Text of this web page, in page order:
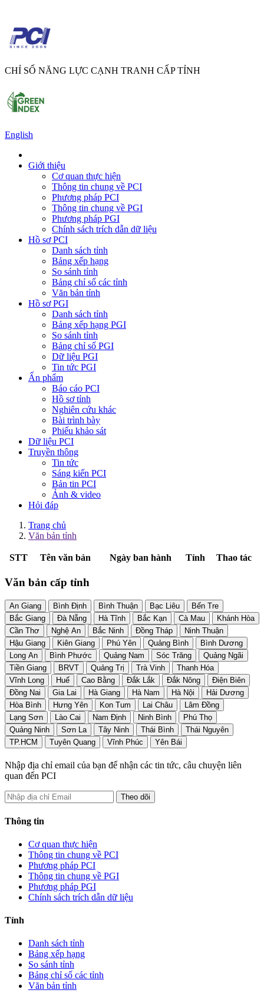
CHỈ SỐ NĂNG LỰC CẠNH TRANH CẤP TỈNH
English
Giới thiệu
Cơ quan thực hiện
Thông tin chung về PCI
Phương pháp PCI
Thông tin chung về PGI
Phương pháp PGI
Chính sách trích dẫn dữ liệu
Hồ sơ PCI
Danh sách tỉnh
Bảng xếp hạng
So sánh tỉnh
Bảng chỉ số các tỉnh
Văn bản tỉnh
Hồ sơ PGI
Danh sách tỉnh
Bảng xếp hạng PGI
So sánh tỉnh
Bảng chỉ số PGI
Dữ liệu PGI
Tin tức PGI
Ấn phẩm
Báo cáo PCI
Hồ sơ tỉnh
Nghiên cứu khác
Bài trình bày
Phiếu khảo sát
Dữ liệu PCI
Truyền thông
Tin tức
Sáng kiến PCI
Bản tin PCI
Ảnh & video
Hỏi đáp
Trang chủ
Văn bản tỉnh
STT Tên văn bản Ngày ban hành Tỉnh Thao tác
Văn bản cấp tỉnh
An Giang Bình Định Bình Thuận Bạc Liêu
Bến Tre
Bắc Giang
Đà Nẵng Hà Tĩnh Bắc Kạn Cà Mau
Khánh Hòa
Cần Thơ
Nghệ An Bắc Ninh Đồng Tháp
Ninh Thuận
Hậu Giang
Kiên Giang Phú Yên Quảng Bình
Bình Dương
Long An
Bình Phước Quảng Nam Sóc Trăng
Quảng Ngãi
Tiền Giang
BRVT Quảng Trị Trà Vinh
Thanh Hóa
Vĩnh Long
Huế Cao Bằng Đắk Lắk Đắk Nông
Điện Biên
Đồng Nai
Gia Lai Hà Giang Hà Nam Hà Nội
Hải Dương
Hòa Bình
Hưng Yên Kon Tum Lai Châu
Lâm Đồng
Lạng Sơn
Lào Cai Nam Định Ninh Bình
Phú Thọ
Quảng Ninh
Sơn La Tây Ninh Thái Bình
Thái Nguyên
TP.HCM
Tuyên Quang Vĩnh Phúc Yên Bái
Nhập địa chỉ email của bạn để nhận các tin tức, câu chuyện liên
quan đến PCI
Thông tin
Cơ quan thực hiện
Thông tin chung về PCI
Phương pháp PCI
Thông tin chung về PGI
Phương pháp PGI
Chính sách trích dẫn dữ liệu
Tỉnh
Danh sách tỉnh
Bảng xếp hạng
So sánh tỉnh
Bảng chỉ số các tỉnh
Văn bản tỉnh